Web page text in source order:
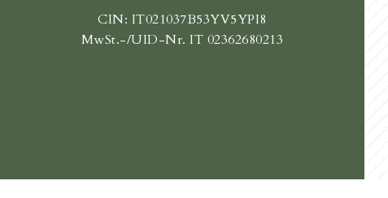
CIN: IT021037B53YV5YPI8
MwSt.-/UID-Nr. IT 02362680213